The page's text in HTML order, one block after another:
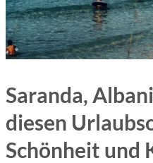
Saranda,
diesen
Schönheit und